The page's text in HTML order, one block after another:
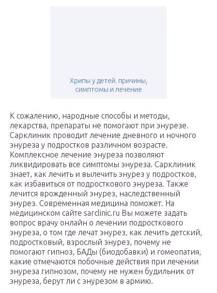
Хрипы у детей. причины,
симптомы и лечение
К сожалению, народные способы и методы,
лекарства, препараты не помогают при энурезе.
Сарклиник проводит лечение дневного и ночного
энуреза у подростков различном возрасте.
Комплексное лечение энуреза позволяют
ликвидировать все симптомы энуреза. Сарклиник
знает, как лечить и вылечить энурез у подростков,
как избавиться от подросткового энуреза. Также
лечится врожденный энурез, наследственный
энурез. Современная медицина поможет. На
медицинском сайте sarclinic.ru Вы можете задать
вопрос врачу онлайн о лечении подросткового
энуреза, о том где лечат энурез, как лечить детский,
подростковый, взрослый энурез, почему не
помогают гипноз, БАДы (биодобавки) и гомеопатия,
какие отмечаются побочные действия при лечении
энуреза гипнозом, почему не нужен будильник от
энуреза, берут ли с энурезом в армию.